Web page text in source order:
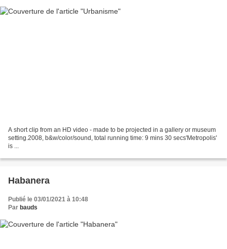
A short clip from an HD video - made to be projected in a gallery or museum
setting.2008, b&w/color/sound, total running time: 9 mins 30 secs'Metropolis'
is ...
Habanera
Publié le 03/01/2021 à 10:48
Par bauds